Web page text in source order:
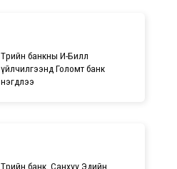
Төрийн банкны И-Билл
үйлчилгээнд Голомт банк
нэгдлээ
Төрийн банк, Санхүү Эдийн